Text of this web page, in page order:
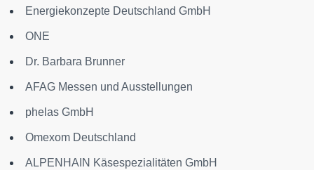
Energiekonzepte Deutschland GmbH
ONE
Dr. Barbara Brunner
AFAG Messen und Ausstellungen
phelas GmbH
Omexom Deutschland
ALPENHAIN Käsespezialitäten GmbH